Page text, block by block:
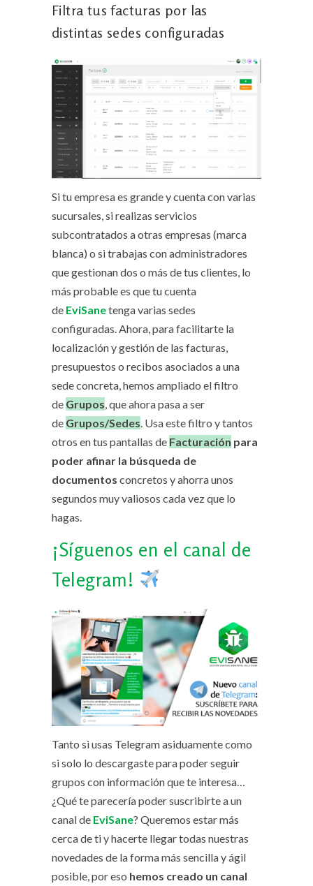
Filtra tus facturas por las
distintas sedes configuradas
Si tu empresa es grande y cuenta con varias
sucursales, si realizas servicios
subcontratados a otras empresas (marca
blanca) o si trabajas con administradores
que gestionan dos o más de tus clientes, lo
más probable es que tu cuenta
de EviSanetenga varias sedes
configuradas. Ahora, para facilitarte la
localización y gestión de las facturas,
presupuestos o recibos asociados a una
sede concreta, hemos ampliado el filtro
de Grupos , que ahora pasa a ser
de Grupos/Sedes . Usa este filtro y tantos
otros en tus pantallas de Facturación para
poder afinar la búsqueda de
documentos concretos y ahorra unos
segundos muy valiosos cada vez que lo
hagas.
¡Síguenos en el canal de
Telegram!
Tanto si usas Telegram asiduamente como
si solo lo descargaste para poder seguir
grupos con información que te interesa…
¿Qué te parecería poder suscribirte a un
canal de EviSane? Queremos estar más
cerca de ti y hacerte llegar todas nuestras
novedades de la forma más sencilla y ágil
posible, por eso hemos creado un canal